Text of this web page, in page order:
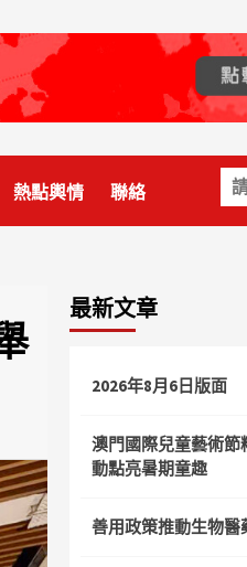
關
鍵
字:
熱點輿情 聯絡
最新文章
2026年8月6日版面
澳門國際兒童藝術節
動點亮暑期童趣
善用政策推動生物醫